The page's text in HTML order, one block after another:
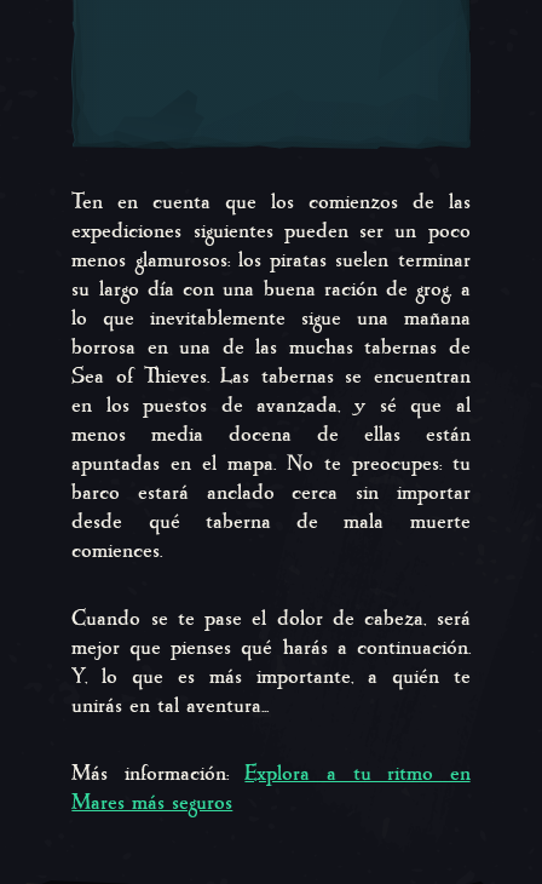
Ten en cuenta que los comienzos de las
expediciones siguientes pueden ser un poco
menos glamurosos: los piratas suelen terminar
su largo día con una buena ración de grog, a
lo que inevitablemente sigue una mañana
borrosa en una de las muchas tabernas de
Sea of ​​Thieves. Las tabernas se encuentran
en los puestos de avanzada, y sé que al
menos media docena de ellas están
apuntadas en el mapa. No te preocupes: tu
barco estará anclado cerca sin importar
desde qué taberna de mala muerte
comiences.
Cuando se te pase el dolor de cabeza, será
mejor que pienses qué harás a continuación.
Y, lo que es más importante, a quién te
unirás en tal aventura...
Más información:Explora a tu ritmo en
Mares más seguros